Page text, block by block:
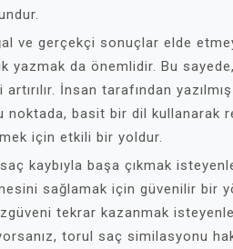
ve gerçekçi sonuçlar elde
da önemlidir. Bu
İnsan tarafından
noktada, basit bir dil kullanarak
için etkili bir yoldur.
kaybıyla başa çıkmak
sağlamak için güvenilir bir
tekrar kazanmak
torul saç similasyonu